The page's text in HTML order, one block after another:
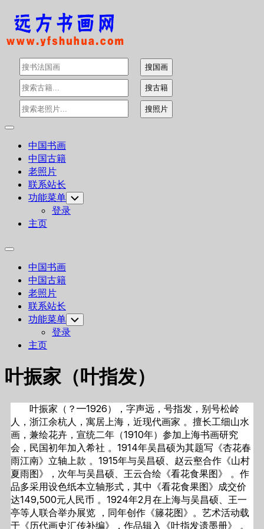
Skip
content
Expand
中国书画
中国古籍
老照片
联系站长
功能菜单 Toggle
Child
Menu
登录
主页
Expand
中国书画
中国古籍
老照片
联系站长
功能菜单 Toggle
Child
Menu
登录
主页
叶振家（叶指发）
叶振家（？—1926），字声远，号指发，别号松岭
人，浙江余杭人，寓居上海，近现代画家 。擅长工细山水
画，兼绘花卉，宣统二年（1910年）参加上海书画研究
会，民国初年加入希社 。1914年吴昌硕为其题写《杏花春
雨江南》立轴上款 。1915年与吴昌硕、赵云壑合作《山村
夏雨图》，次年与吴昌硕、王云合绘《看花食果图》 。作
品多采用设色纸本立轴形式，其中《看花食果图》成交价
达149,500元人民币 。1924年2月在上海与吴昌硕、王一
亭等人联合举办展览 ，同年创作《籐花图》。艺术活动载
于《历代画史汇传补编》，作品辑入《叶指发遗墨册》 。